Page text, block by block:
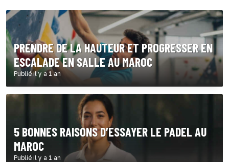
PRENDRE DE LA HAUTEUR ET PROGRESSER EN
ESCALADE EN SALLE AU MAROC
Publié il y a 1 an
5 BONNES RAISONS D’ESSAYER LE PADEL AU
MAROC
Publié il y a 1 an